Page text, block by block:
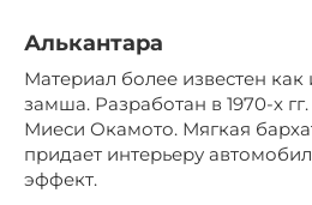
Алькантара
Материал более известен как
замша. Разработан в 1970-х
Миеси Окамото. Мягкая
придает интерьеру
эффект.